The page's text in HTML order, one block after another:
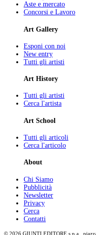
Aste e mercato
Concorsi e Lavoro
Art Gallery
Esponi con noi
New entry
Tutti gli artisti
Art History
Tutti gli artisti
Cerca l'artista
Art School
Tutti gli articoli
Cerca l'articolo
About
Chi Siamo
Pubblicità
Newsletter
Privacy
Cerca
Contatti
© 2026 GIUNTI EDITORE s.p.a.,